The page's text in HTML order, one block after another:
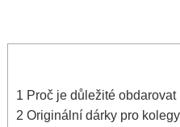
1 Proč je důležité
2 Originální dárky pro